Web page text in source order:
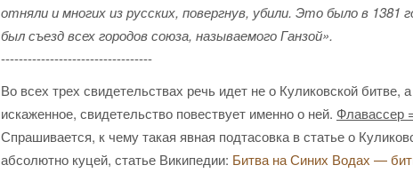
отняли и многих из русских, повергнув, убили. Это было в
был съезд всех городов союза, называемого Ганзой».
----------------------------------
Во всех трех свидетельствах речь идет не о Куликовской
искаженное, свидетельство повествует именно о ней. Флавассер
Спрашивается, к чему такая явная подтасовка в статье о
абсолютно куцей, статье Википедии: Битва на Синих Водах —